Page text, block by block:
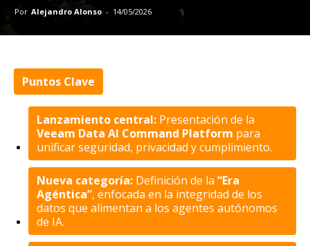
Por Alejandro Alonso - 14/05/2026
Puntos Clave
Lanzamiento central: Presentación de la
Veeam Data AI Command Platform para
unificar seguridad, privacidad y cumplimiento.
Nueva categoría: Definición de la “Era
Agéntica”, enfocada en la integridad de los
datos que alimentan a los agentes autónomos
de IA.